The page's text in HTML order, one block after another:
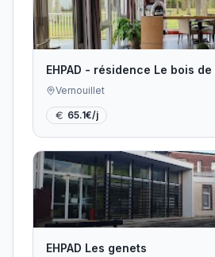
EHPAD - résidence Le bois
Vernouillet
65.1€/j
EHPAD Les genets